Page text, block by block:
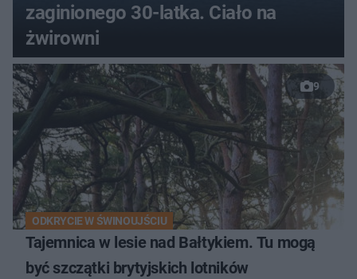
zaginionego 30-latka. Ciało na
żwirowni
9
ODKRYCIE W ŚWINOUJŚCIU
Tajemnica w lesie nad Bałtykiem. Tu mogą
być szczątki brytyjskich lotników